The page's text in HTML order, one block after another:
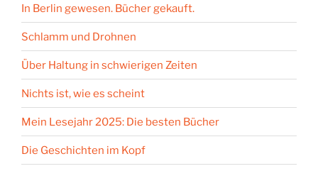
In Berlin gewesen. Bücher gekauft.
Schlamm und Drohnen
Über Haltung in schwierigen Zeiten
Nichts ist, wie es scheint
Mein Lesejahr 2025: Die besten Bücher
Die Geschichten im Kopf